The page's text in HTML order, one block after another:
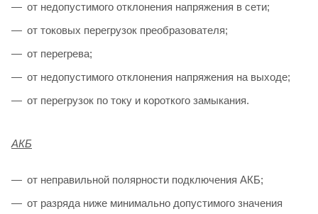
от недопустимого отклонения напряжения в сети;
от токовых перегрузок преобразователя;
от перегрева;
от недопустимого отклонения напряжения на выходе;
от перегрузок по току и короткого замыкания.
АКБ
от неправильной полярности подключения АКБ;
от разряда ниже минимально допустимого значения